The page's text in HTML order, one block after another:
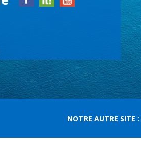
NOTRE AUTRE SITE :